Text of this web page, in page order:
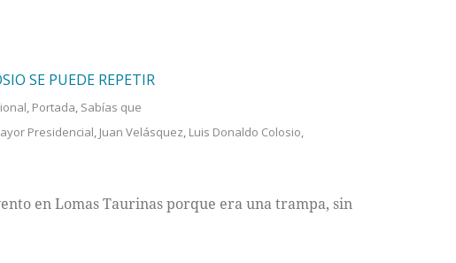
SE PUEDE REPETIR
Portada Sabías que
Presidencial Juan Velásquez Luis Donaldo Colosio
en Lomas Taurinas porque era una trampa, sin